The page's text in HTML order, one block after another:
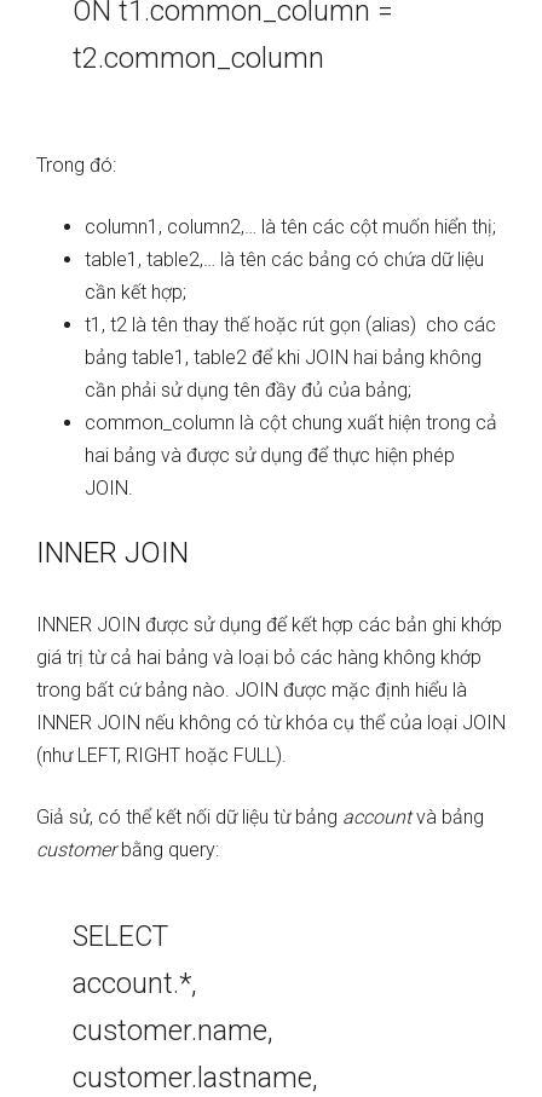
ON t1.common_column =
t2.common_column
Trong đó:
column1, column2,… là tên các cột muốn hiển thị;
table1, table2,… là tên các bảng có chứa dữ liệu
cần kết hợp;
t1, t2 là tên thay thế hoặc rút gọn (alias) cho các
bảng table1, table2 để khi JOIN hai bảng không
cần phải sử dụng tên đầy đủ của bảng;
common_column là cột chung xuất hiện trong cả
hai bảng và được sử dụng để thực hiện phép
JOIN.
INNER JOIN
INNER JOIN được sử dụng để kết hợp các bản ghi khớp
giá trị từ cả hai bảng và loại bỏ các hàng không khớp
trong bất cứ bảng nào. JOIN được mặc định hiểu là
INNER JOIN nếu không có từ khóa cụ thể của loại JOIN
(như LEFT, RIGHT hoặc FULL).
Giả sử, có thể kết nối dữ liệu từ bảng accountvà bảng
customerbằng query:
SELECT
account.*,
customer.name,
customer.lastname,